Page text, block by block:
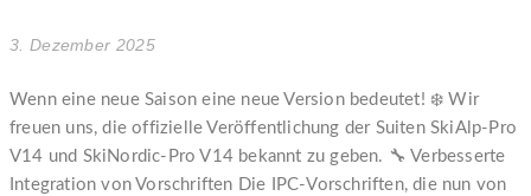
3. Dezember 2025
Wenn eine neue Saison eine neue Version bedeutet! ❄️ Wir
freuen uns, die offizielle Veröffentlichung der Suiten SkiAlp-Pro
V14 und SkiNordic-Pro V14 bekannt zu geben. 🔧 Verbesserte
Integration von Vorschriften Die IPC-Vorschriften, die nun von